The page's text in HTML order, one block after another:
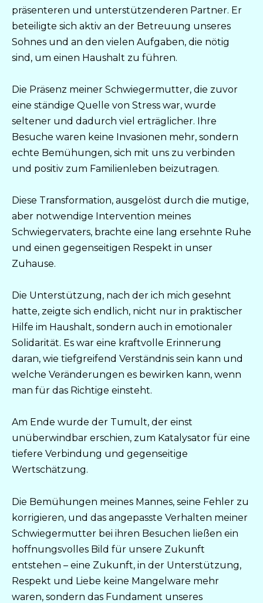
präsenteren und unterstützenderen Partner. Er
beteiligte sich aktiv an der Betreuung unseres
Sohnes und an den vielen Aufgaben, die nötig
sind, um einen Haushalt zu führen.
Die Präsenz meiner Schwiegermutter, die zuvor
eine ständige Quelle von Stress war, wurde
seltener und dadurch viel erträglicher. Ihre
Besuche waren keine Invasionen mehr, sondern
echte Bemühungen, sich mit uns zu verbinden
und positiv zum Familienleben beizutragen.
Diese Transformation, ausgelöst durch die mutige,
aber notwendige Intervention meines
Schwiegervaters, brachte eine lang ersehnte Ruhe
und einen gegenseitigen Respekt in unser
Zuhause.
Die Unterstützung, nach der ich mich gesehnt
hatte, zeigte sich endlich, nicht nur in praktischer
Hilfe im Haushalt, sondern auch in emotionaler
Solidarität. Es war eine kraftvolle Erinnerung
daran, wie tiefgreifend Verständnis sein kann und
welche Veränderungen es bewirken kann, wenn
man für das Richtige einsteht.
Am Ende wurde der Tumult, der einst
unüberwindbar erschien, zum Katalysator für eine
tiefere Verbindung und gegenseitige
Wertschätzung.
Die Bemühungen meines Mannes, seine Fehler zu
korrigieren, und das angepasste Verhalten meiner
Schwiegermutter bei ihren Besuchen ließen ein
hoffnungsvolles Bild für unsere Zukunft
entstehen – eine Zukunft, in der Unterstützung,
Respekt und Liebe keine Mangelware mehr
waren, sondern das Fundament unseres